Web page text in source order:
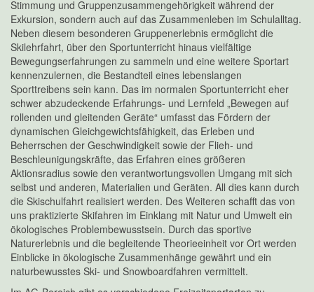
Stimmung und Gruppenzusammengehörigkeit während der
Exkursion, sondern auch auf das Zusammenleben im Schulalltag.
Neben diesem besonderen Gruppenerlebnis ermöglicht die
Skilehrfahrt, über den Sportunterricht hinaus vielfältige
Bewegungserfahrungen zu sammeln und eine weitere Sportart
kennenzulernen, die Bestandteil eines lebenslangen
Sporttreibens sein kann. Das im normalen Sportunterricht eher
schwer abzudeckende Erfahrungs- und Lernfeld „Bewegen auf
rollenden und gleitenden Geräte“ umfasst das Fördern der
dynamischen Gleichgewichtsfähigkeit, das Erleben und
Beherrschen der Geschwindigkeit sowie der Flieh- und
Beschleunigungskräfte, das Erfahren eines größeren
Aktionsradius sowie den verantwortungsvollen Umgang mit sich
selbst und anderen, Materialien und Geräten. All dies kann durch
die Skischulfahrt realisiert werden. Des Weiteren schafft das von
uns praktizierte Skifahren im Einklang mit Natur und Umwelt ein
ökologisches Problembewusstsein. Durch das sportive
Naturerlebnis und die begleitende Theorieeinheit vor Ort werden
Einblicke in ökologische Zusammenhänge gewährt und ein
naturbewusstes Ski- und Snowboardfahren vermittelt.